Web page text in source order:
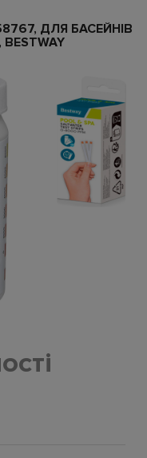
ДЛЯ БАСЕЙНІВ